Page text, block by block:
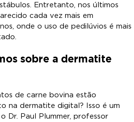
Entretanto, nos últimos
cada vez mais em
onde o uso de pedilúvios é mais
sobre a dermatite
de carne bovina estão
na dermatite digital? Isso é um
Dr. Paul Plummer, professor